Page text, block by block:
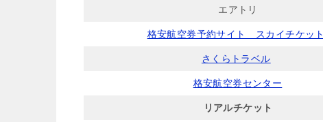
エアトリ
格安航空券予約サイト スカイチケット
さくらトラベル
格安航空券センター
リアルチケット